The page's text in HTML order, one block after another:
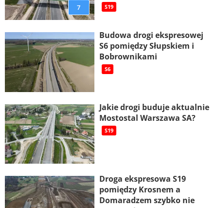
7 S19
Budowa drogi ekspresowej
S6 pomiędzy Słupskiem i
Bobrownikami
S6
Jakie drogi buduje aktualnie
Mostostal Warszawa SA?
S19
Droga ekspresowa S19
pomiędzy Krosnem a
Domaradzem szybko nie